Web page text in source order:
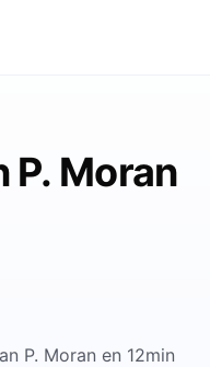
P. Moran
P. Moran en 12min